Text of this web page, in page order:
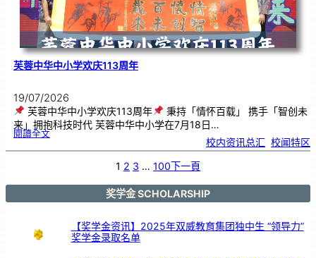
芙蓉中华中小学欢庆113周年
19/07/2026
芙蓉中华中小学欢庆113周年
秉持「情怀百载」 携手「智创未
来」拥抱科技时代 芙蓉中华中小学在7月18日…
閱讀全文:芙
华
1
年
校内资讯总汇 校闻特区
1 2 3 … 100下一頁
奖学金 SCHOLARSHIP
【奖学金资讯】2025年双威教育集团独中生 “领导力”
奖学金录取名单